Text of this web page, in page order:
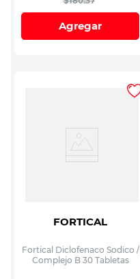
Agregar
FORTICAL
Fortical Diclofenaco Sodico /
Complejo B 30 Tabletas